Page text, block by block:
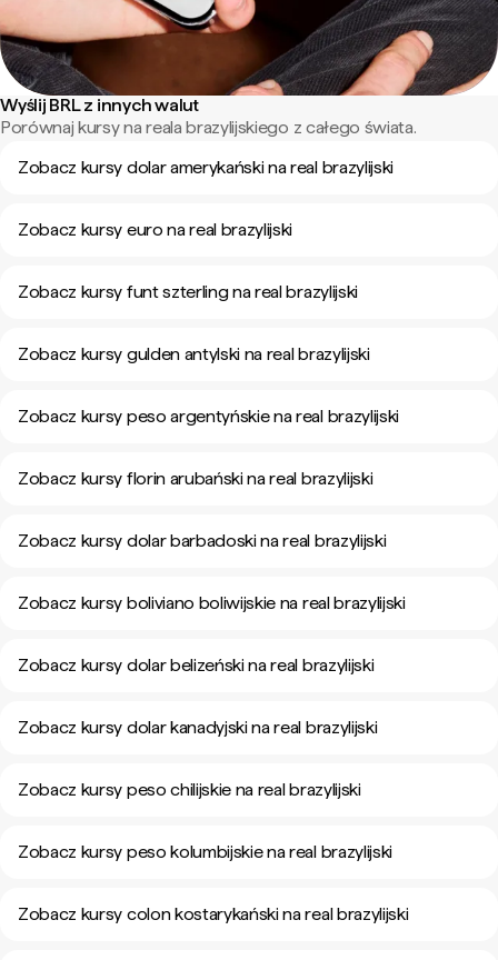
Wyślij BRL z innych walut
Porównaj kursy na reala brazylijskiego z całego świata.
Zobacz kursy dolar amerykański na real brazylijski
Zobacz kursy euro na real brazylijski
Zobacz kursy funt szterling na real brazylijski
Zobacz kursy gulden antylski na real brazylijski
Zobacz kursy peso argentyńskie na real brazylijski
Zobacz kursy florin arubański na real brazylijski
Zobacz kursy dolar barbadoski na real brazylijski
Zobacz kursy boliviano boliwijskie na real brazylijski
Zobacz kursy dolar belizeński na real brazylijski
Zobacz kursy dolar kanadyjski na real brazylijski
Zobacz kursy peso chilijskie na real brazylijski
Zobacz kursy peso kolumbijskie na real brazylijski
Zobacz kursy colon kostarykański na real brazylijski